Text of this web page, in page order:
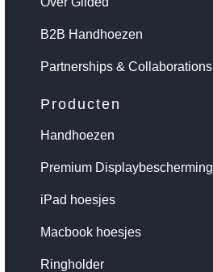
B2B Handhoezen
Partnerships & Collaborations
Producten
Handhoezen
Premium Displaybescherming
iPad hoesjes
Macbook hoesjes
Ringholder